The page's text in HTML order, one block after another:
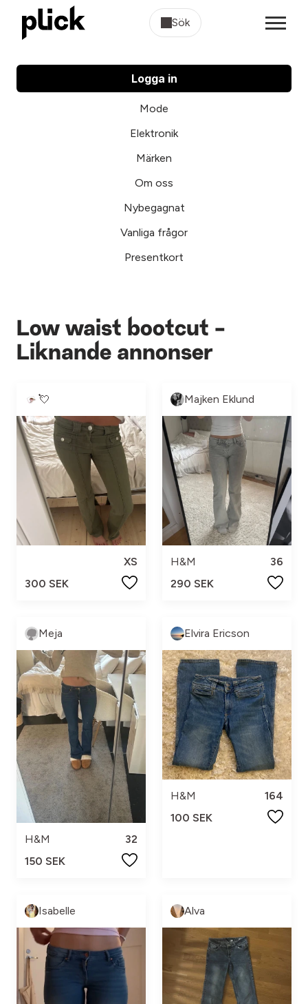
Sök
Logga in
Mode
Elektronik
Märken
Om oss
Nybegagnat
Vanliga frågor
Presentkort
Low waist bootcut -
Liknande annonser
💘
XS
300 SEK
Majken Eklund
H&M
36
290 SEK
Meja
H&M
32
150 SEK
Elvira Ericson
H&M
164
100 SEK
Isabelle Alva